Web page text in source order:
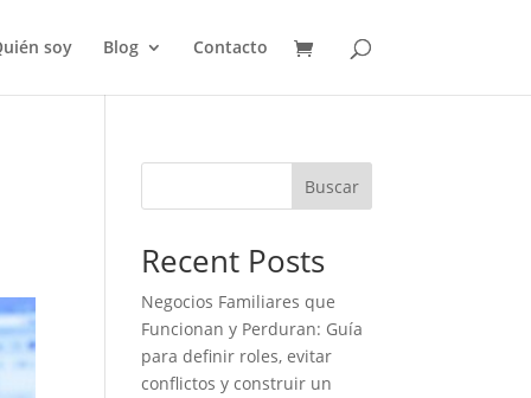
soy Blog Contacto
Buscar
Recent Posts
Negocios Familiares que
Funcionan y Perduran: Guía
para definir roles, evitar
conflictos y construir un